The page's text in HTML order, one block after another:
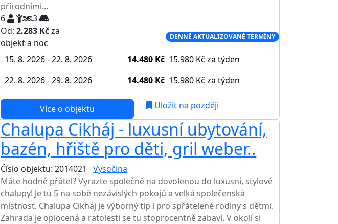
přírodními...
6
3
Od:2.283 Kčza
objekt a noc
DENNĚ AKTUALIZOVANÉ TERMÍNY
15. 8. 2026 - 22. 8. 2026 14.480 Kč 15.980 Kč za týden
22. 8. 2026 - 29. 8. 2026
14.480 Kč 15.980 Kč za týden
Více o objektu Uložit na později
Chalupa Cikháj - luxusní ubytování,
bazén, hřiště pro děti, gril weber..
Číslo objektu: 2014021
Vysočina
Máte hodně přátel? Vyrazte společně na dovolenou do luxusní, stylové
chalupy! Je tu 5 na sobě nezávislých pokojů a velká společenská
místnost. Chalupa Cikháj je výborný tip i pro spřátelené rodiny s dětmi.
Zahrada je oplocená a ratolesti se tu stoprocentně zabaví. V okolí si